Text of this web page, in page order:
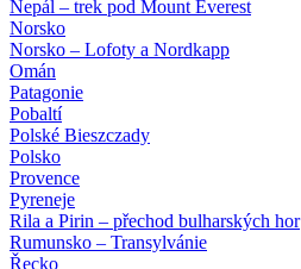
Nepál – trek pod Mount Everest
Norsko
Norsko – Lofoty a Nordkapp
Omán
Patagonie
Pobaltí
Polské Bieszczady
Polsko
Provence
Pyreneje
Rila a Pirin – přechod bulharských hor
Rumunsko – Transylvánie
Řecko